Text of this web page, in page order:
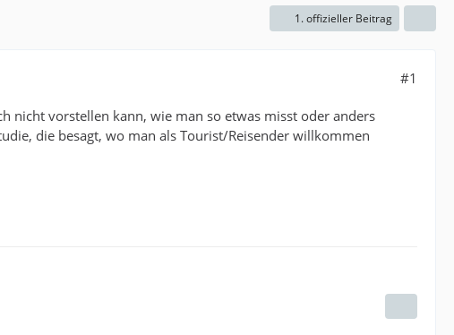
1. offizieller Beitrag
#1
nicht vorstellen kann, wie man so etwas misst oder anders
die besagt, wo man als Tourist/Reisender willkommen